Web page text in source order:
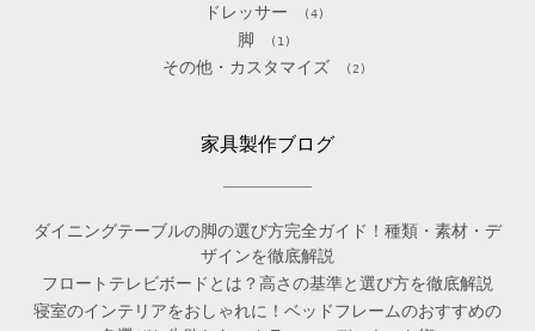
ドレッサー (4)
脚 (1)
その他・カスタマイズ (2)
家具製作ブログ
ダイニングテーブルの脚の選び方完全ガイド！種類・素材・デ
ザインを徹底解説
フロートテレビボードとは？高さの基準と選び方を徹底解説
寝室のインテリアをおしゃれに！ベッドフレームのおすすめの